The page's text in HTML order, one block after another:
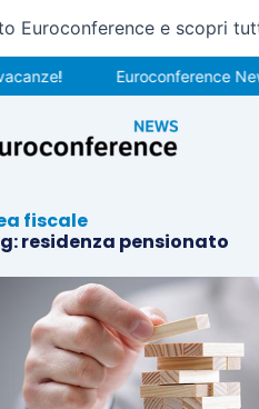
Euroconference e scopri
Euroconference
fiscale
residenza pensionato